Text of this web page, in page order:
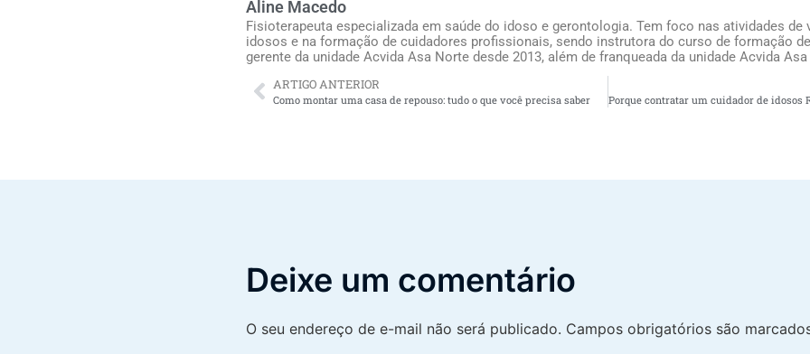
Aline Macedo
Fisioterapeuta especializada em saúde do idoso e gerontologia. Tem foco nas atividades de
idosos e na formação de cuidadores profissionais, sendo instrutora do curso de formação
gerente da unidade Acvida Asa Norte desde 2013, além de franqueada da unidade Acvida
ARTIGO ANTERIOR
Como montar uma casa de repouso: tudo o que você precisa saber
Deixe um comentário
O seu endereço de e-mail não será publicado. Campos obrigatórios são